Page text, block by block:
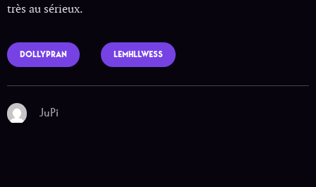
très au sérieux.
DOLLYPRAN LEMHLLWESS
JuPi